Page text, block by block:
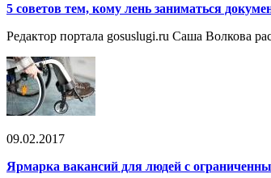
5 советов тем, кому лень заниматься
Редактор портала gosuslugi.ru Саша Волкова
09.02.2017
Ярмарка вакансий для людей с